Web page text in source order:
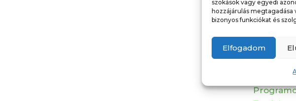
szokások vagy egyedi
hozzájárulás megtagadása
bizonyos funkciókat és
Elfogadom
nyílt
Időpont
esemény